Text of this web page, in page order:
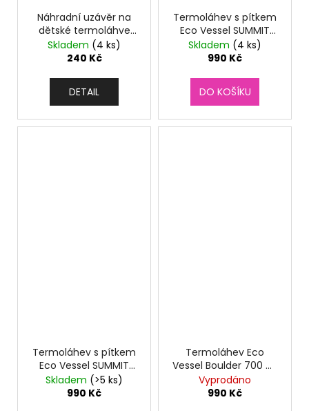
Náhradní uzávěr na
dětské termoláhve
Eco Vessel s brčkem -
různé barvy
Skladem (4 ks)
240 Kč
DETAIL
Termoláhev s pítkem
Eco Vessel SUMMIT
700 ml Aqua Breeze
Skladem (4 ks)
990 Kč
DO KOŠÍKU
Termoláhev s pítkem
Eco Vessel SUMMIT
700 ml Black Shadow
Skladem (>5 ks)
990 Kč
Termoláhev Eco
Vessel Boulder 700 ml
Forest Horizon
Vyprodáno
990 Kč